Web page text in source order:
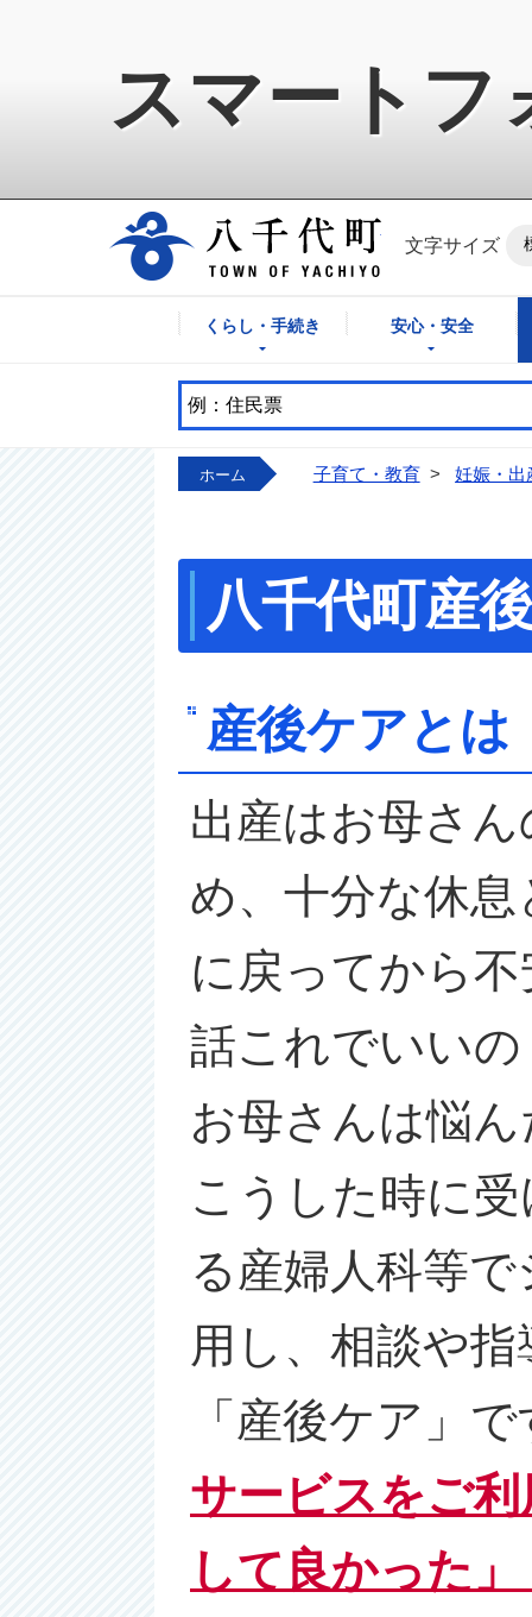
スマートフ
八千代町公式ホ
文字サイズ
くらし・手続き 安心・安全
ホーム 子育て・教育 > 妊娠・出
八千代町産
産後ケアとは
出産はお母さ
め、十分な休
に戻ってから
話これでいい
お母さんは悩
こうした時に
る産婦人科等
用し、相談や
「産後ケア」
サービスをご
して良かった